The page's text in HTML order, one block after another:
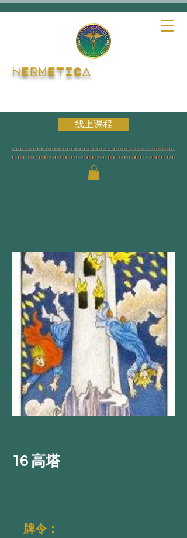
HERMETICA
线上课程
16 高塔
牌令：